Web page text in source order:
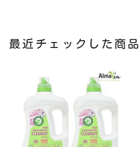
最近チェックした商品